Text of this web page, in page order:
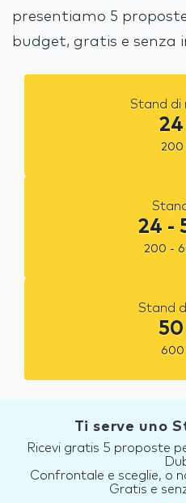
presentiamo 5
budget, gratis e senza
Stand di
24
200
24 -
200 -
Stand
50
600
Ti serve uno
Ricevi gratis 5 proposte
Confrontale e sceglie, o
Gratis e